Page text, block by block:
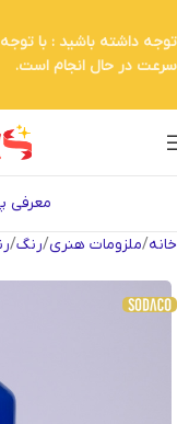
معرفی
خانه ملزومات هنری رنگ
توجه داشته باشید : با
سرعت در حال انجام است.